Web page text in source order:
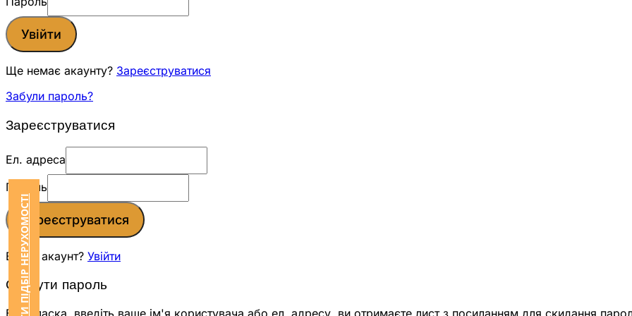
ЗАМОВИТИ ПІДБІР НЕРУХОМОСТІ
Увійти
Ще немає акаунту? Зареєструватися
Забули пароль?
Зареєструватися
Ел. адреса
Пароль
Зареєструватися
Вже є акаунт? Увійти
Скинути пароль
Будь ласка, введіть ваше ім'я користувача або ел. адресу, ви отримаєте лист з посиланням для скидання